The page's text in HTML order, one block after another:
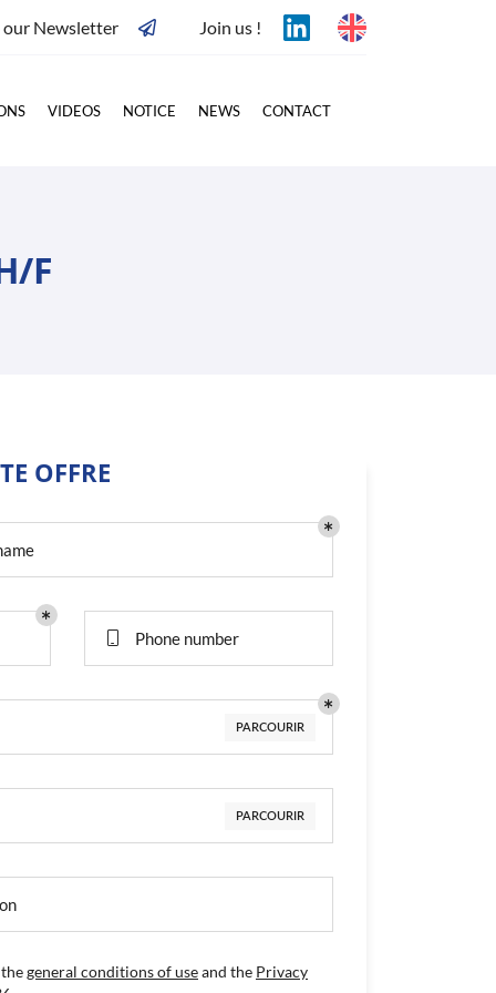
our Newsletter Join us !
VIDEOS NOTICE NEWS CONTACT
F
OFFRE
Phone number
PARCOURIR
PARCOURIR
general conditions of useand the Privacy